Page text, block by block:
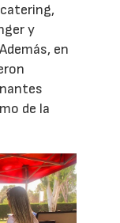
y
en
de la